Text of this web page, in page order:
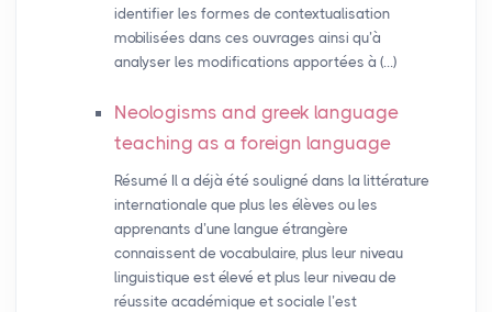
identifier les formes de contextualisation
mobilisées dans ces ouvrages ainsi qu’à
analyser les modifications apportées à (…)
Neologisms and greek language
teaching as a foreign language
Résumé Il a déjà été souligné dans la littérature
internationale que plus les élèves ou les
apprenants d’une langue étrangère
connaissent de vocabulaire, plus leur niveau
linguistique est élevé et plus leur niveau de
réussite académique et sociale l’est